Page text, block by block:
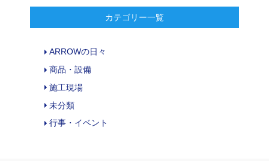
カテゴリー一覧
ARROWの日々
商品・設備
施工現場
未分類
行事・イベント